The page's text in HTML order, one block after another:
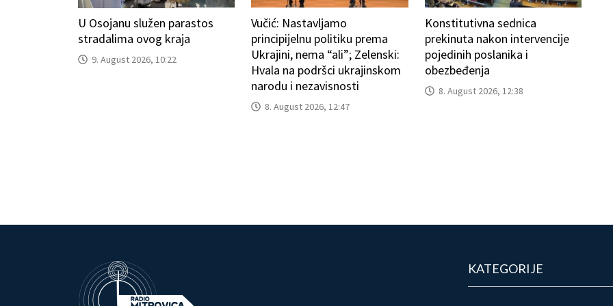
U Osojanu služen parastos
stradalima ovog kraja
9. August 2026, 10:22
Vučić: Nastavljamo
principijelnu politiku prema
Ukrajini, nema “ali”; Zelenski:
Hvala na podršci ukrajinskom
narodu i nezavisnosti
8. August 2026, 12:47
Konstitutivna sednica
prekinuta nakon intervencije
pojedinih poslanika i
obezbeđenja
8. August 2026, 12:38
KATEGORIJE